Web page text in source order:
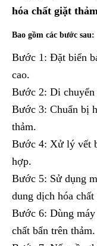
hóa chất giặt
Bao gồm các bước sau:
Bước 1: Đặt biển
cao.
Bước 2: Di chuyển
Bước 3: Chuẩn bị
thảm.
Bước 4: Xử lý vết
hợp.
Bước 5: Sử dụng
dung dịch hóa chất
Bước 6: Dùng
chất bẩn trên thảm.